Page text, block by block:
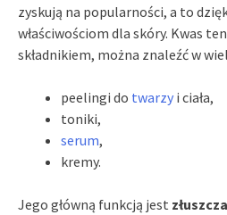
zyskują na popularności, a to
właściwościom dla skóry. Kwas
składnikiem, można znaleźć w
peelingi do twarzy i ciała,
toniki,
serum,
kremy.
Jego główną funkcją jest